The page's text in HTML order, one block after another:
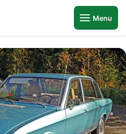
Menu